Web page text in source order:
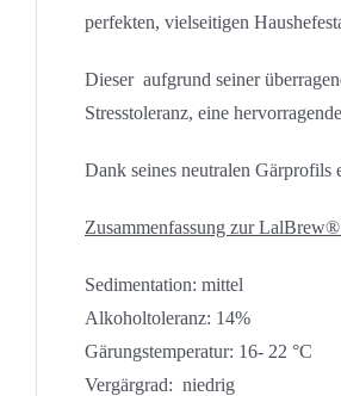
perfekten, vielseitigen
Dieser aufgrund seiner
Stresstoleranz, eine
Dank seines neutralen
Zusammenfassung zur
Sedimentation: mittel
Alkoholtoleranz: 14%
Gärungstemperatur: 16- 22 °C
Vergärgrad: niedrig